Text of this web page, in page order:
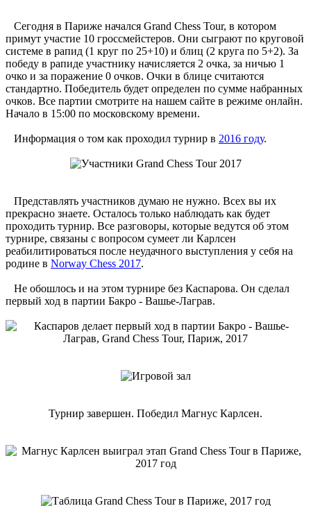
Сегодня в Париже начался Grand Chess Tour, в котором
примут участие 10 гроссмейстеров. Они сыграют по круговой
системе в рапид (1 круг по 25+10) и блиц (2 круга по 5+2). За
победу в рапиде участнику начисляется 2 очка, за ничью 1
очко и за поражение 0 очков. Очки в блице считаются
стандартно. Победитель будет определен по сумме набранных
очков. Все партии смотрите на нашем сайте в режиме онлайн.
Начало в 15:00 по московскому времени.
Информация о том как проходил турнир в 2016 году.
Представлять участников думаю не нужно. Всех вы их
прекрасно знаете. Осталось только наблюдать как будет
проходить турнир. Все разговоры, которые ведутся об этом
турнире, связаны с вопросом сумеет ли Карлсен
реабилитироваться после неудачного выступления у себя на
родине в Norway Chess 2017.
Не обошлось и на этом турнире без Каспарова. Он сделал
первый ход в партии Бакро - Вашье-Лаграв.
Турнир завершен. Победил Магнус Карлсен.